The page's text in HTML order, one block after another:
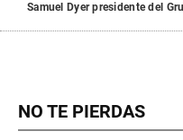
Samuel Dyer presidente del
NO TE PIERDAS